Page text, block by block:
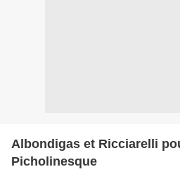
Albondigas et Ricciarelli pour une rencontre
Picholinesque